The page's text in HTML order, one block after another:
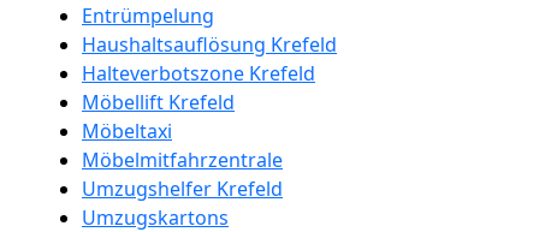
Entrümpelung
Haushaltsauflösung Krefeld
Halteverbotszone Krefeld
Möbellift Krefeld
Möbeltaxi
Möbelmitfahrzentrale
Umzugshelfer Krefeld
Umzugskartons